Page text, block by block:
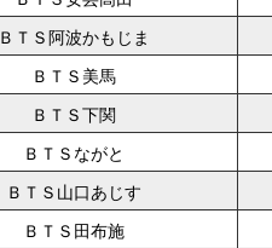
ＢＴＳ阿波かもじま
ＢＴＳ美馬
ＢＴＳ下関
ＢＴＳながと
ＢＴＳ山口あじす
ＢＴＳ田布施